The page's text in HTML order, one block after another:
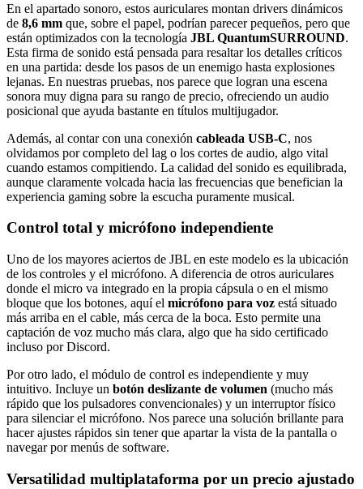
En el apartado sonoro, estos auriculares montan drivers dinámicos
de 8,6 mm que, sobre el papel, podrían parecer pequeños, pero que
están optimizados con la tecnología JBL QuantumSURROUND.
Esta firma de sonido está pensada para resaltar los detalles críticos
en una partida: desde los pasos de un enemigo hasta explosiones
lejanas. En nuestras pruebas, nos parece que logran una escena
sonora muy digna para su rango de precio, ofreciendo un audio
posicional que ayuda bastante en títulos multijugador.
Además, al contar con una conexión cableada USB-C, nos
olvidamos por completo del lag o los cortes de audio, algo vital
cuando estamos compitiendo. La calidad del sonido es equilibrada,
aunque claramente volcada hacia las frecuencias que benefician la
experiencia gaming sobre la escucha puramente musical.
Control total y micrófono independiente
Uno de los mayores aciertos de JBL en este modelo es la ubicación
de los controles y el micrófono. A diferencia de otros auriculares
donde el micro va integrado en la propia cápsula o en el mismo
bloque que los botones, aquí el micrófono para voz está situado
más arriba en el cable, más cerca de la boca. Esto permite una
captación de voz mucho más clara, algo que ha sido certificado
incluso por Discord.
Por otro lado, el módulo de control es independiente y muy
intuitivo. Incluye un botón deslizante de volumen (mucho más
rápido que los pulsadores convencionales) y un interruptor físico
para silenciar el micrófono. Nos parece una solución brillante para
hacer ajustes rápidos sin tener que apartar la vista de la pantalla o
navegar por menús de software.
Versatilidad multiplataforma por un precio ajustado